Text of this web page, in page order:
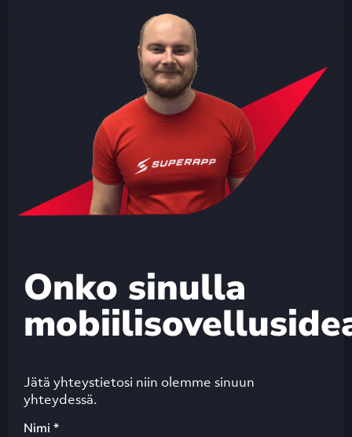
Onko sinulla
Jätä yhteystietosi niin olemme sinuun
yhteydessä.
Nimi *